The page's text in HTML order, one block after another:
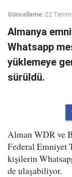
Güncelleme: 22
Almanya
Whatsapp
yüklemeye
sürüldü.
Alman WDR ve
Federal Emniyet
kişilerin
de ulaşabiliyor.